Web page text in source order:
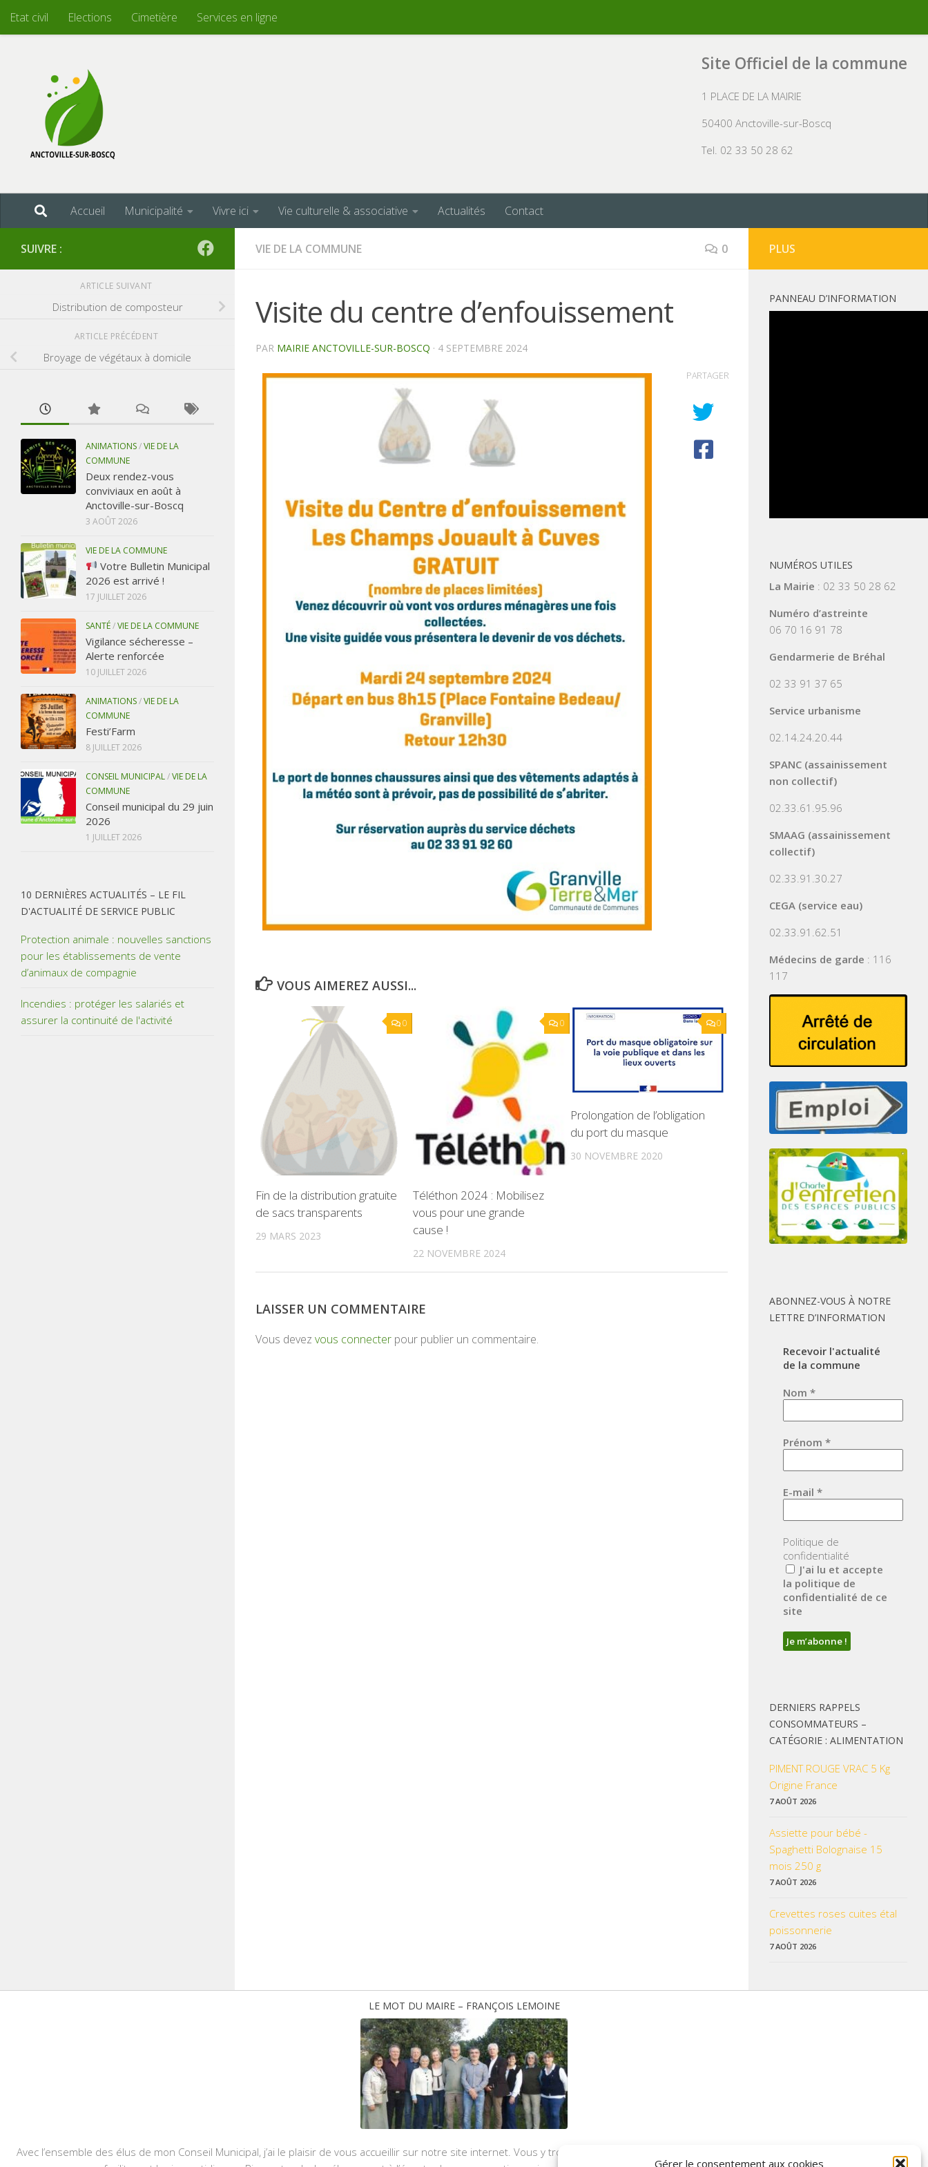
Gérer le consentement aux cookies
Skip to content
Etat civil Elections Cimetière Services en ligne
Site Officiel de la commune
1 PLACE DE LA MAIRIE
50400 Anctoville-sur-Boscq
Tel. 02 33 50 28 62
Accueil Municipalité Vivre ici Vie culturelle & associative Actualités Contact
VIE DE LA COMMUNE 0
Visite du centre d’enfouissement
PAR MAIRIE ANCTOVILLE-SUR-BOSCQ · 4 SEPTEMBRE 2024
PARTAGER
VOUS AIMEREZ AUSSI...
0
Fin de la distribution gratuite
de sacs transparents
29 MARS 2023
0
Téléthon 2024 : Mobilisez
vous pour une grande
cause !
22 NOVEMBRE 2024
0
Prolongation de l’obligation
du port du masque
30 NOVEMBRE 2020
LAISSER UN COMMENTAIRE
Vous devez vous connecter pour publier un commentaire.
SUIVRE :
ARTICLE SUIVANT
Distribution de composteur
ARTICLE PRÉCÉDENT
Broyage de végétaux à domicile
ANIMATIONS/VIE DE LA
COMMUNE
Deux rendez-vous
conviviaux en août à
Anctoville-sur-Boscq
3 AOÛT 2026
VIE DE LA COMMUNE
Votre Bulletin Municipal
2026 est arrivé !
17 JUILLET 2026
SANTÉ/VIE DE LA COMMUNE
Vigilance sécheresse –
Alerte renforcée
10 JUILLET 2026
ANIMATIONS/VIE DE LA
COMMUNE
Festi’Farm
8 JUILLET 2026
CONSEIL MUNICIPAL/VIE DE LA
COMMUNE
Conseil municipal du 29 juin
2026
1 JUILLET 2026
10 DERNIÈRES ACTUALITÉS – LE FIL
D'ACTUALITÉ DE SERVICE PUBLIC
Protection animale : nouvelles sanctions
pour les établissements de vente
d’animaux de compagnie
Incendies : protéger les salariés et
assurer la continuité de l'activité
PLUS
PANNEAU D’INFORMATION
NUMÉROS UTILES
La Mairie : 02 33 50 28 62
Numéro d’astreinte
06 70 16 91 78
Gendarmerie de Bréhal
02 33 91 37 65
Service urbanisme
02.14.24.20.44
SPANC (assainissement
non collectif)
02.33.61.95.96
SMAAG (assainissement
collectif)
02.33.91.30.27
CEGA (service eau)
02.33.91.62.51
Médecins de garde : 116
117
ABONNEZ-VOUS À NOTRE
LETTRE D’INFORMATION
Recevoir l'actualité
de la commune
Nom *
Prénom *
E-mail *
Politique de
confidentialité
J'ai lu et accepte
la politique de
confidentialité de ce
site
DERNIERS RAPPELS
CONSOMMATEURS –
CATÉGORIE : ALIMENTATION
PIMENT ROUGE VRAC 5 Kg
Origine France
7 AOÛT 2026
Assiette pour bébé -
Spaghetti Bolognaise 15
mois 250 g
7 AOÛT 2026
Crevettes roses cuites étal
poissonnerie
7 AOÛT 2026
LE MOT DU MAIRE – FRANÇOIS LEMOINE
Avec l’ensemble des élus de mon Conseil Municipal, j’ai le plaisir de vous accueillir sur notre site internet. Vous y trouverez les données pratiques, les liens utiles et les informations qui vous